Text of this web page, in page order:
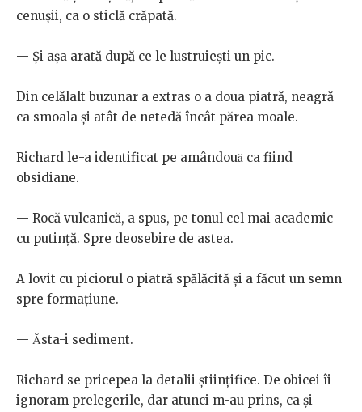
cenușii, ca o sticlă crăpată.
— Și așa arată după ce le lustruiești un pic.
Din celălalt buzunar a extras o a doua piatră, neagră
ca smoala și atât de netedă încât părea moale.
Richard le-a identificat pe amândouă ca fiind
obsidiane.
— Rocă vulcanică, a spus, pe tonul cel mai academic
cu putință. Spre deosebire de astea.
A lovit cu piciorul o piatră spălăcită și a făcut un semn
spre formațiune.
— Ăsta-i sediment.
Richard se pricepea la detalii științifice. De obicei îi
ignoram prelegerile, dar atunci m-au prins, ca și